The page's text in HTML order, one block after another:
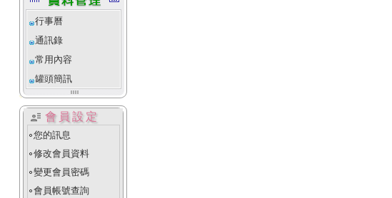
行事曆
通訊錄
常用內容
罐頭簡訊
user_attributes 會員設定
fiber_manual_record 您的訊息
fiber_manual_record 修改會員資料
fiber_manual_record 變更會員密碼
fiber_manual_record 會員帳號查詢